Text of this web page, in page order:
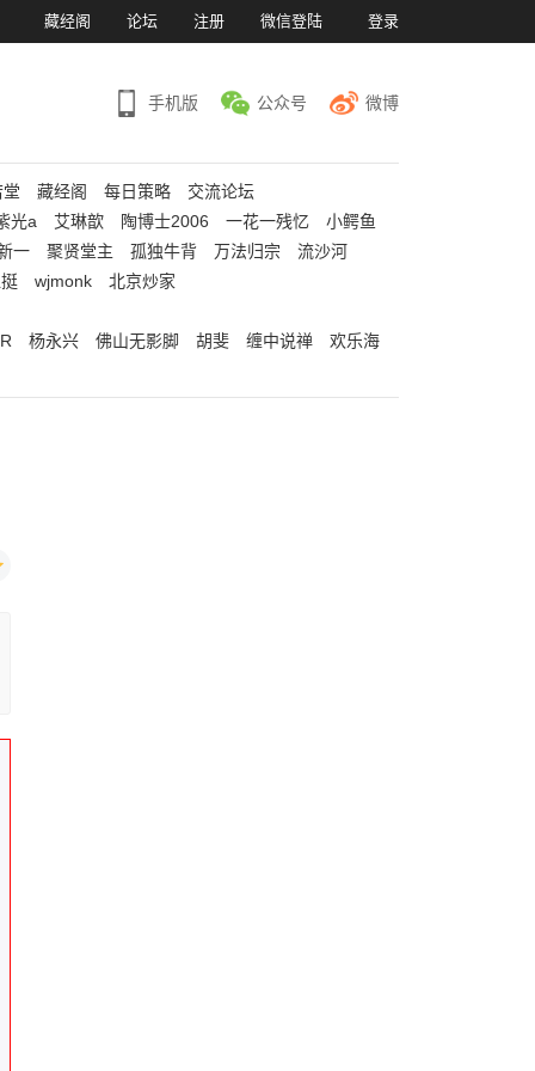
藏经阁 论坛 注册 微信登陆 登录
手机版 公众号 微博
藏经阁 每日策略
交流论坛
光a
艾琳歆 陶博士2006 一花一残忆
小鳄鱼
一
聚贤堂主 孤独牛背 万法归宗
流沙河
wjmonk 北京炒家
杨永兴 佛山无影脚 胡斐 缠中说禅 欢乐海